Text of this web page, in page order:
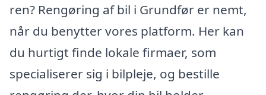
ren? Rengøring af bil i Grundfør er nemt,
når du benytter vores platform. Her kan
du hurtigt finde lokale firmaer, som
specialiserer sig i bilpleje, og bestille